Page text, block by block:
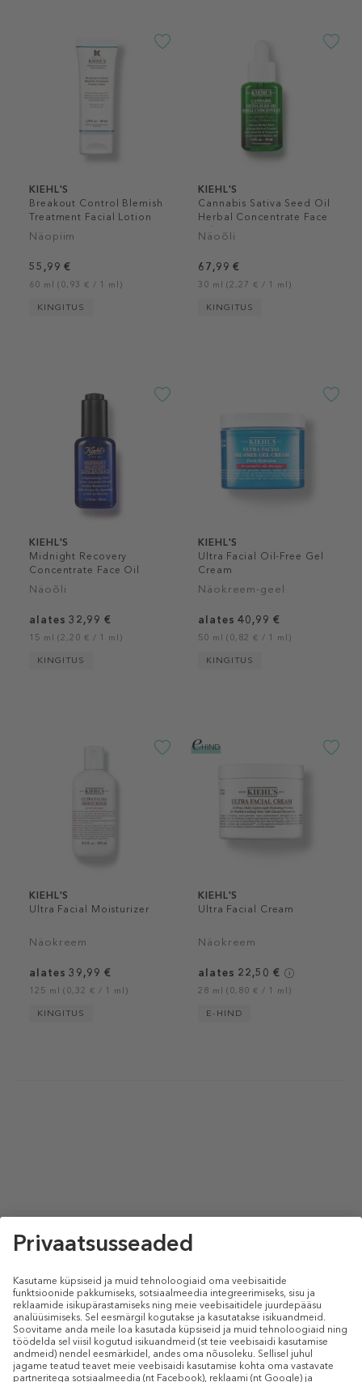
KIEHL'S
Breakout Control Blemish
Treatment Facial Lotion
Näopiim
55,99 €
60 ml (0,93 € / 1 ml)
KINGITUS
KIEHL'S
Cannabis Sativa Seed Oil
Herbal Concentrate Face
Oil
Näoõli
67,99 €
30 ml (2,27 € / 1 ml)
KINGITUS
KIEHL'S
Midnight Recovery
Concentrate Face Oil
Näoõli
alates 32,99 €
15 ml (2,20 € / 1 ml)
KINGITUS
KIEHL'S
Ultra Facial Oil-Free Gel
Cream
Näokreem-geel
alates 40,99 €
50 ml (0,82 € / 1 ml)
KINGITUS
KIEHL'S
Ultra Facial Moisturizer
Näokreem
alates 39,99 €
125 ml (0,32 € / 1 ml)
KINGITUS
KIEHL'S
Ultra Facial Cream
Näokreem
alates 22,50 €
28 ml (0,80 € / 1 ml)
E-HIND